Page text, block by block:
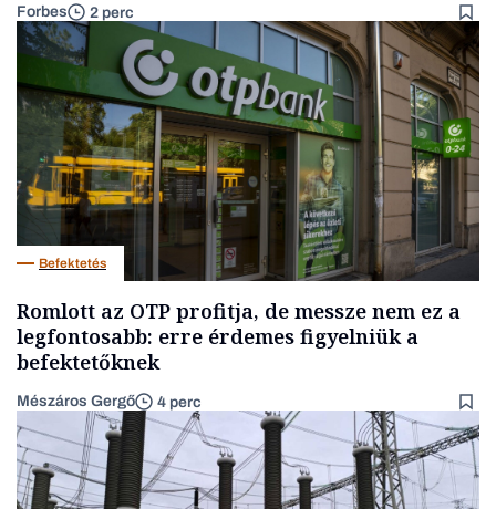
Forbes 2 perc
Befektetés
Romlott az OTP profitja, de messze nem ez a
legfontosabb: erre érdemes figyelniük a
befektetőknek
Mészáros Gergő 4 perc